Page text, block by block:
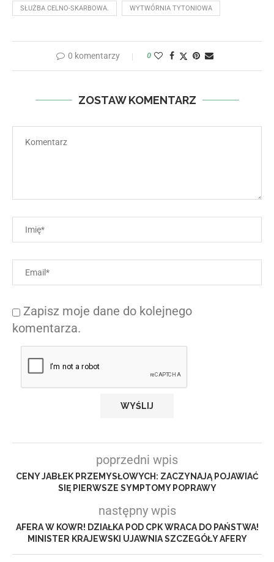
SŁUŻBA CELNO-SKARBOWA. WYTWÓRNIA TYTONIOWA
0 komentarzy 0
ZOSTAW KOMENTARZ
Zapisz moje dane do kolejnego
komentarza.
poprzedni wpis
CENY JABŁEK PRZEMYSŁOWYCH: ZACZYNAJĄ POJAWIAĆ
SIĘ PIERWSZE SYMPTOMY POPRAWY
następny wpis
AFERA W KOWR! DZIAŁKA POD CPK WRACA DO PAŃSTWA!
MINISTER KRAJEWSKI UJAWNIA SZCZEGÓŁY AFERY